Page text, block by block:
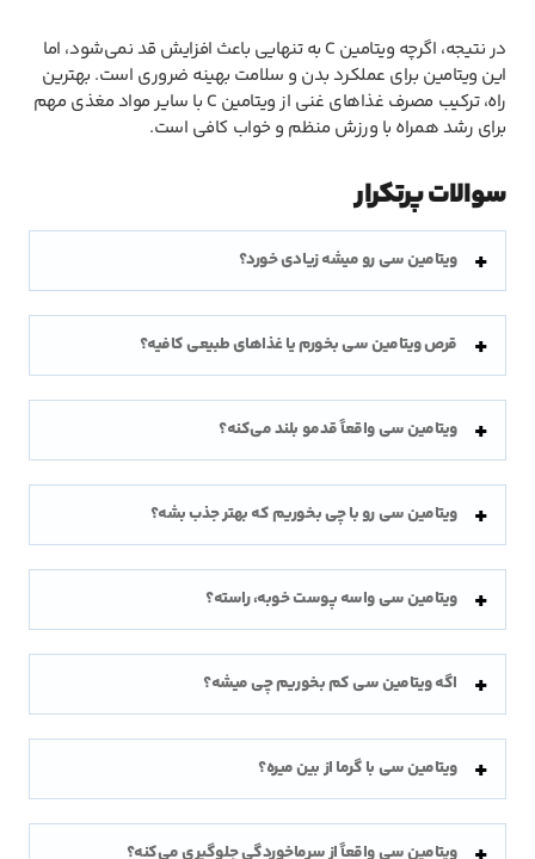
در نتیجه، اگرچه ویتامین C به تنهایی باعث افزایش قد نمی‌شود، اما
این ویتامین برای عملکرد بدن و سلامت بهینه ضروری است. بهترین
راه، ترکیب مصرف غذاهای غنی از ویتامین C با سایر مواد مغذی مهم
برای رشد همراه با ورزش منظم و خواب کافی است.
سوالات پرتکرار
ویتامین سی رو میشه زیادی خورد؟
قرص ویتامین سی بخورم یا غذاهای طبیعی کافیه؟
ویتامین سی واقعاً قدمو بلند می‌کنه؟
ویتامین سی رو با چی بخوریم که بهتر جذب بشه؟
ویتامین سی واسه پوست خوبه، راسته؟
اگه ویتامین سی کم بخوریم چی میشه؟
ویتامین سی با گرما از بین میره؟
ویتامین سی واقعاً از سرماخوردگی جلوگیری می‌کنه؟